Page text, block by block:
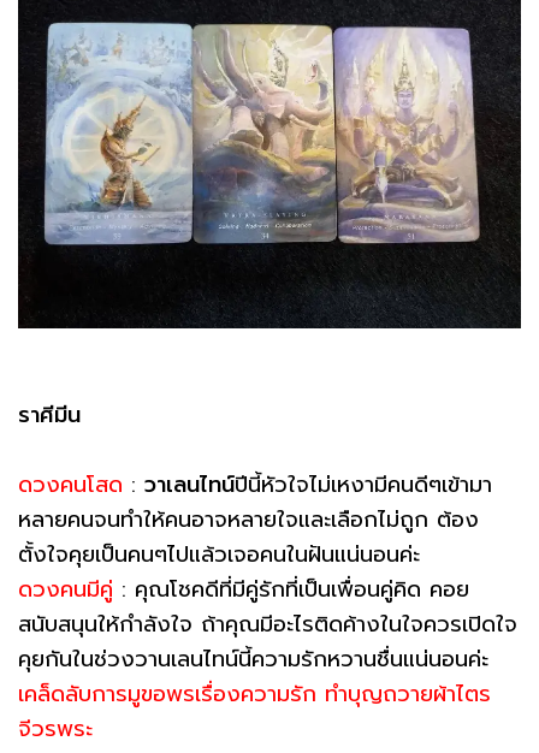
ราศีมีน
ดวงคนโสด : วาเลนไทน์ปีนี้หัวใจไม่เหงามีคนดีๆเข้ามา
หลายคนจนทำให้คนอาจหลายใจและเลือกไม่ถูก ต้อง
ตั้งใจคุยเป็นคนๆไปแล้วเจอคนในฝันแน่นอนค่ะ
ดวงคนมีคู่ : คุณโชคดีที่มีคู่รักที่เป็นเพื่อนคู่คิด คอย
สนับสนุนให้กำลังใจ ถ้าคุณมีอะไรติดค้างในใจควรเปิดใจ
คุยกันในช่วงวานเลนไทน์นี้ความรักหวานชื่นแน่นอนค่ะ
เคล็ดลับการมูขอพรเรื่องความรัก ทำบุญถวายผ้าไตร
จีวรพระ